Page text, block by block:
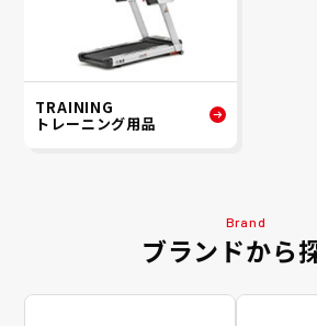
TRAINING
トレーニング用品
Brand
ブランドから